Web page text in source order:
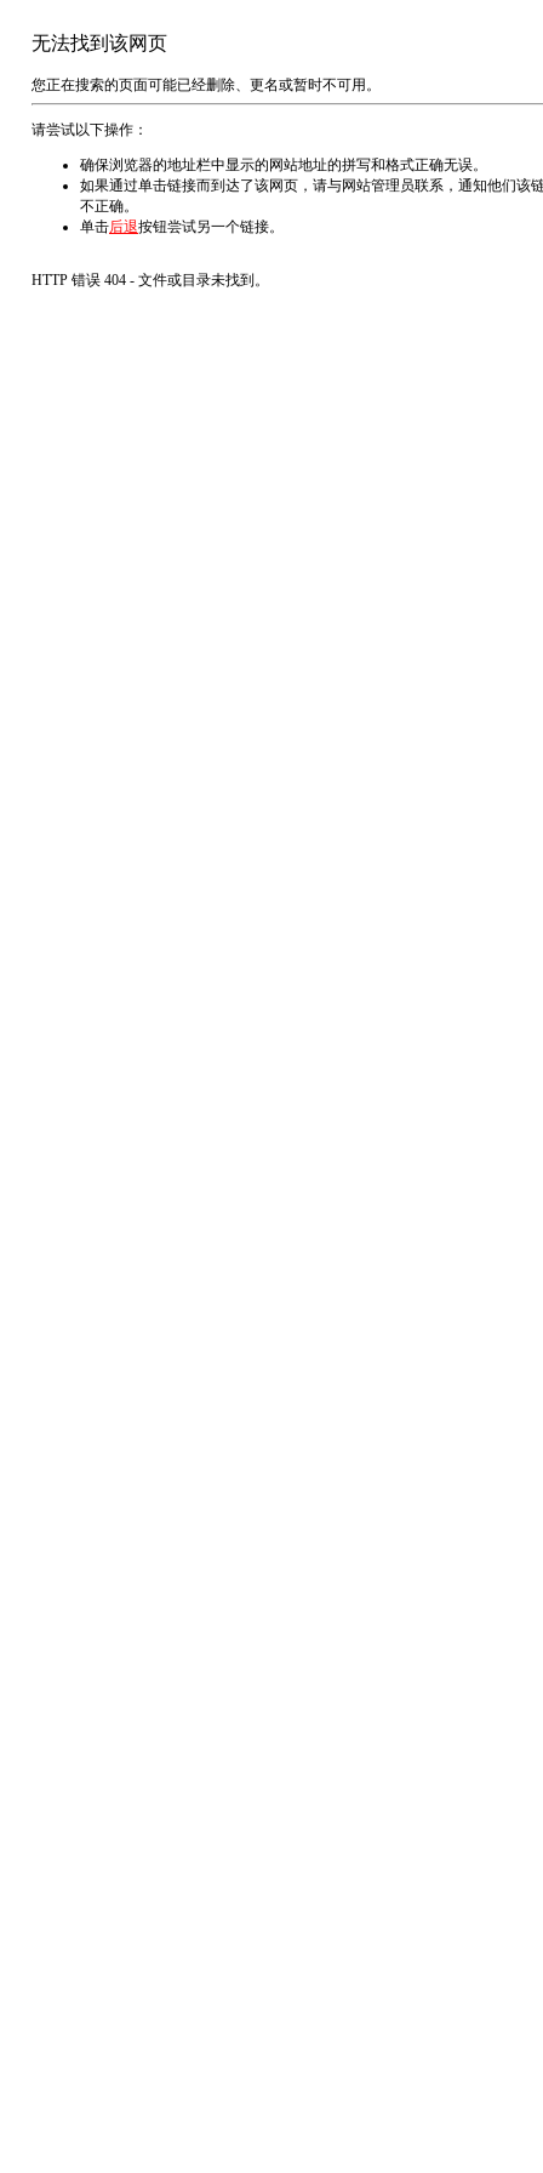
无法找到该网页
您正在搜索的页面可能已经删除、更名或暂时不可用。
请尝试以下操作：
确保浏览器的地址栏中显示的网站地址的拼写和格式正确无误。
如果通过单击链接而到达了该网页，请与网站管理员联系，通知他们该
不正确。
单击后退按钮尝试另一个链接。
HTTP 错误 404 - 文件或目录未找到。